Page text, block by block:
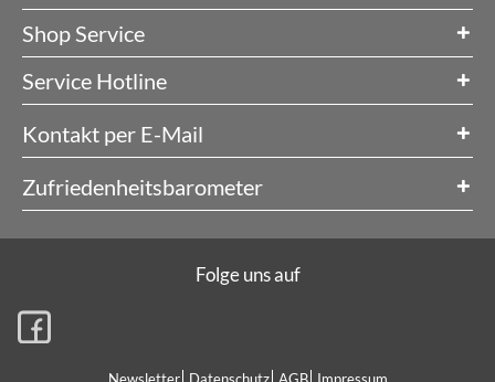
Shop Service
Service Hotline
Kontakt per E-Mail
Zufriedenheitsbarometer
Folge uns auf